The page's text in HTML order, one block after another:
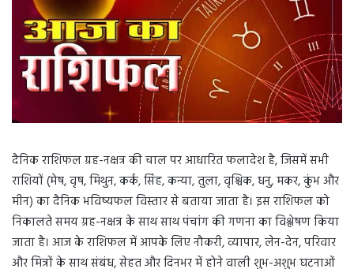
दैनिक राशिफल ग्रह-नक्षत्र की चाल पर आधारित फलादेश है, जिसमें सभी
राशियों (मेष, वृष, मिथुन, कर्क, सिंह, कन्या, तुला, वृश्चिक, धनु, मकर, कुंभ और
मीन) का दैनिक भविष्यफल विस्तार से बताया जाता है। इस राशिफल को
निकालते समय ग्रह-नक्षत्र के साथ साथ पंचांग की गणना का विश्लेषण किया
जाता है। आज के राशिफल में आपके लिए नौकरी, व्यापार, लेन-देन, परिवार
और मित्रों के साथ संबंध, सेहत और दिनभर में होने वाली शुभ-अशुभ घटनाओं